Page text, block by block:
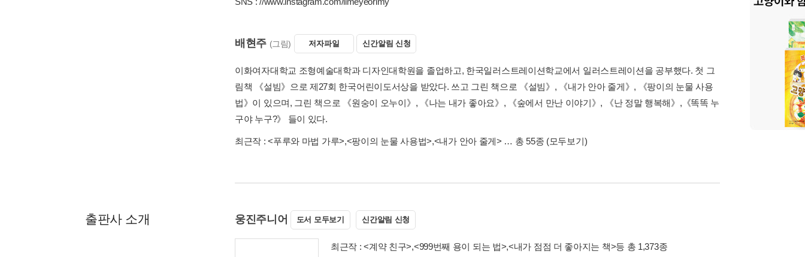
배현주 (그림) 저자파일 신간알림 신청
이화여자대학교 조형예술대학과 디자인대학원을 졸업하고, 한국일러스트레이션학교에서 일러스트레이션을 공부했다. 첫 그
림책 《설빔》으로 제27회 한국어린이도서상을 받았다. 쓰고 그린 책으로 《설빔》, 《내가 안아 줄게》, 《팡이의 눈물 사용
법》이 있으며, 그린 책으로 《원숭이 오누이》, 《나는 내가 좋아요》, 《숲에서 만난 이야기》, 《난 정말 행복해》,《똑똑 누
구야 누구?》 들이 있다.
최근작 :<푸루와 마법 가루>,<팡이의 눈물 사용법>,<내가 안아 줄게> … 총 55종 (모두보기)
출판사 소개 웅진주니어 도서 모두보기 신간알림 신청
최근작 :<계약 친구>,<999번째 용이 되는 법>,<내가 점점 더 좋아지는 책>등 총 1,373종